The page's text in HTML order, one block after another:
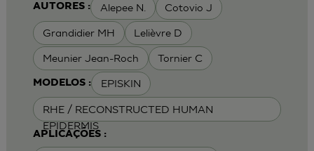
AUTORES : Alepee N. Cotovio J
Grandidier MH Lelièvre D
Meunier Jean-Roch Tornier C
MODELOS : EPISKIN
RHE / RECONSTRUCTED HUMAN
EPIDERMIS
APLICAÇÕES :